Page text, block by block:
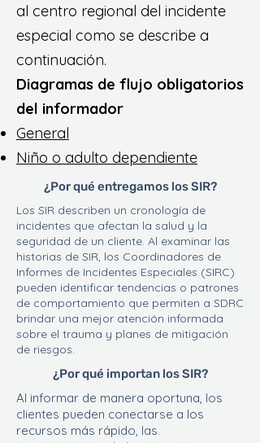
al centro regional del incidente
especial como se describe a
continuación.
Diagramas de flujo obligatorios
del informador
General
Niño o adulto dependiente
¿Por qué entregamos los SIR?
Los SIR describen un cronología de
incidentes que afectan la salud y la
seguridad de un cliente. Al examinar las
historias de SIR, los Coordinadores de
Informes de Incidentes Especiales (SIRC)
pueden identificar tendencias o patrones
de comportamiento que permiten a SDRC
brindar una mejor atención informada
sobre el trauma y planes de mitigación
de riesgos.
¿Por qué importan los SIR?
Al informar de manera oportuna, los
clientes pueden conectarse a los
recursos más rápido, las